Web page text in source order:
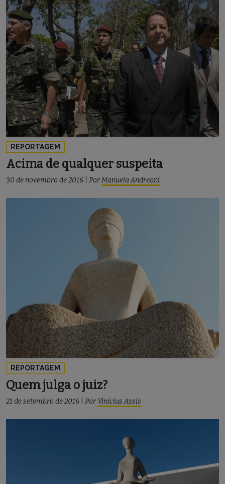
REPORTAGEM
Acima de qualquer suspeita
30 de novembro de 2016 PorManuela Andreoni
REPORTAGEM
Quem julga o juiz?
21 de setembro de 2016 Por Vinícius Assis